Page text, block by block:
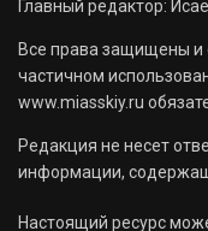
Главный редактор:
Все права защищены и
частичном
www.miasskiy.ru
Редакция не несет
информации,
Настоящий ресурс